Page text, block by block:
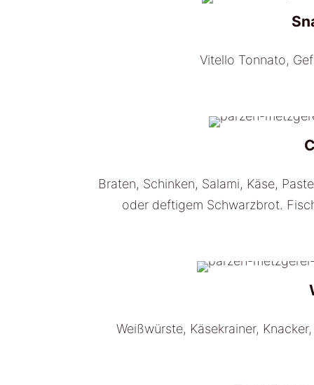
Vitello Tonnato,
Braten, Schinken, Salami, Käse,
oder deftigem Schwarzbrot.
Weißwürste, Käsekrainer,